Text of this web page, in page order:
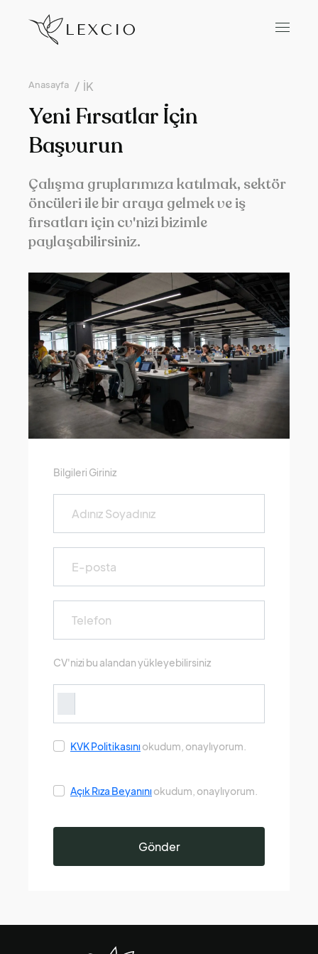
Anasayfa İK
Yeni Fırsatlar İçin
Başvurun
Çalışma gruplarımıza katılmak, sektör
öncüleri ile bir araya gelmek ve iş
fırsatları için cv'nizi bizimle
paylaşabilirsiniz.
Bilgileri Giriniz
CV'nizi bu alandan yükleyebilirsiniz
KVK Politikasınıokudum, onaylıyorum.
Açık Rıza Beyanınıokudum, onaylıyorum.
Gönder